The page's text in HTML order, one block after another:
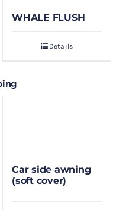
WHALE FLUSH
Details
Car side awning
(soft cover)